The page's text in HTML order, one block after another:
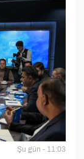
Şu gün - 11:03